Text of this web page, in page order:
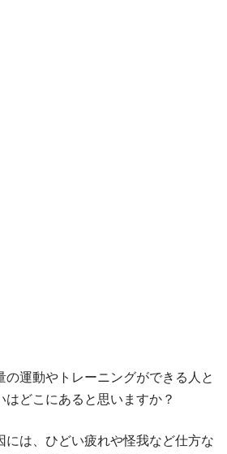
の運動やトレーニングができる人と
はどこにあると思いますか？
には、ひどい疲れや怪我など仕方な